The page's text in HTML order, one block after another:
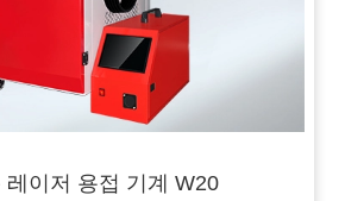
레이저 용접 기계 W20